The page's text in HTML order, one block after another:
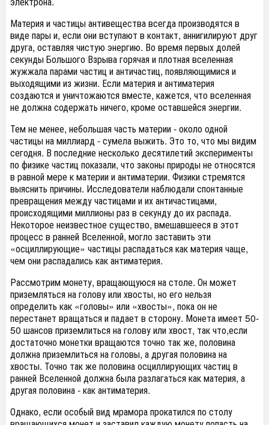
Материя и частицы антивещества всегда производятся в
виде пары и, если они вступают в контакт, аннигилируют друг
друга, оставляя чистую энергию. Во время первых долей
секунды Большого Взрыва горячая и плотная вселенная
жужжала парами частиц и античастиц, появляющимися и
выходящими из жизни. Если материя и антиматерия
создаются и уничтожаются вместе, кажется, что вселенная
не должна содержать ничего, кроме оставшейся энергии.
Тем не менее, небольшая часть материи - около одной
частицы на миллиард - сумела выжить. Это то, что мы видим
сегодня. В последние несколько десятилетий эксперименты
по физике частиц показали, что законы природы не относятся
в равной мере к материи и антиматерии. Физики стремятся
выяснить причины. Исследователи наблюдали спонтанные
превращения между частицами и их античастицами,
происходящими миллионы раз в секунду до их распада.
Некоторое неизвестное существо, вмешавшееся в этот
процесс в ранней Вселенной, могло заставить эти
«осциллирующие» частицы распадаться как материя чаще,
чем они распадались как антиматерия.
Рассмотрим монету, вращающуюся на столе. Он может
приземляться на голову или хвосты, но его нельзя
определить как «головы» или «хвосты», пока он не
перестанет вращаться и падает в сторону. Монета имеет 50-
50 шансов приземлиться на голову или хвост, так что,если
достаточно монетки вращаются точно так же, половина
должна приземлиться на головы, а другая половина на
хвосты. Точно так же половина осциллирующих частиц в
ранней Вселенной должна была разлагаться как материя, а
другая половина - как антиматерия.
Однако, если особый вид мрамора прокатился по столу